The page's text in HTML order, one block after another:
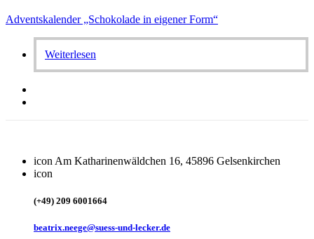
Adventskalender „Schokolade in eigener Form“
Weiterlesen
icon Am Katharinenwäldchen 16, 45896 Gelsenkirchen
icon
(+49) 209 6001664
beatrix.neege@suess-und-lecker.de